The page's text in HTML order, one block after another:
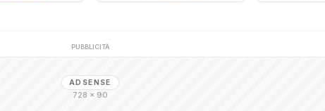
PUBBLICITÀ
ADSENSE
728 × 90